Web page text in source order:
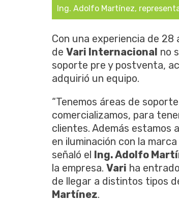
Ing. Adolfo Martínez,
Con una experiencia de
de Vari Internacional no
soporte pre y postventa,
adquirió un equipo.
“Tenemos áreas de
comercializamos, para
clientes. Además estamos
en iluminación con la
señaló el Ing. Adolfo
la empresa. Vari ha
de llegar a distintos tipos
Martínez.